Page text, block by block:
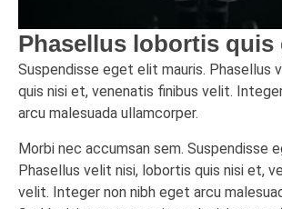
Phasellus lobortis quis
Suspendisse eget elit mauris. Phasellus
quis nisi et, venenatis finibus velit.
arcu malesuada ullamcorper.
Morbi nec accumsan sem. Suspendisse
Phasellus velit nisi, lobortis quis nisi et,
velit. Integer non nibh eget arcu